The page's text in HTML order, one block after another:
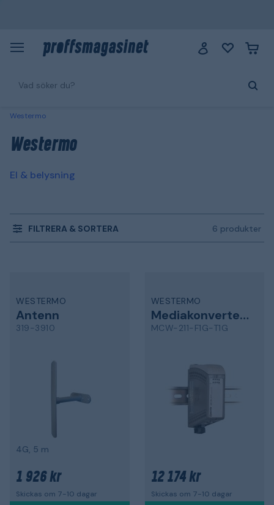
Westermo
Westermo
El & belysning
FILTRERA & SORTERA 6 produkter
WESTERMO
Antenn
319-3910
4G, 5 m
1 926 kr
Skickas om 7-10 dagar
WESTERMO
Mediakonverterare
MCW-211-F1G-T1G
12 174 kr
Skickas om 7-10 dagar